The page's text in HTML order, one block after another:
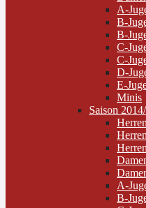
A-
B-
B-
C-
C-
D-
E-
Minis
Saison
A-
B-